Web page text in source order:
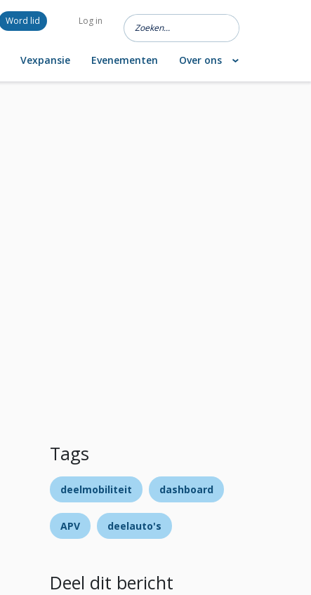
Word lid Log in
Vexpansie Evenementen Over ons
Tags
deelmobiliteit dashboard
APV deelauto's
Deel dit bericht